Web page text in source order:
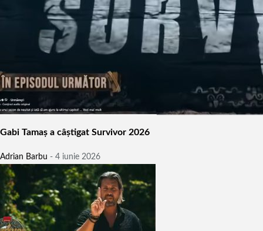
Gabi Tamaș a câștigat Survivor 2026
Adrian Barbu - 4 iunie 2026